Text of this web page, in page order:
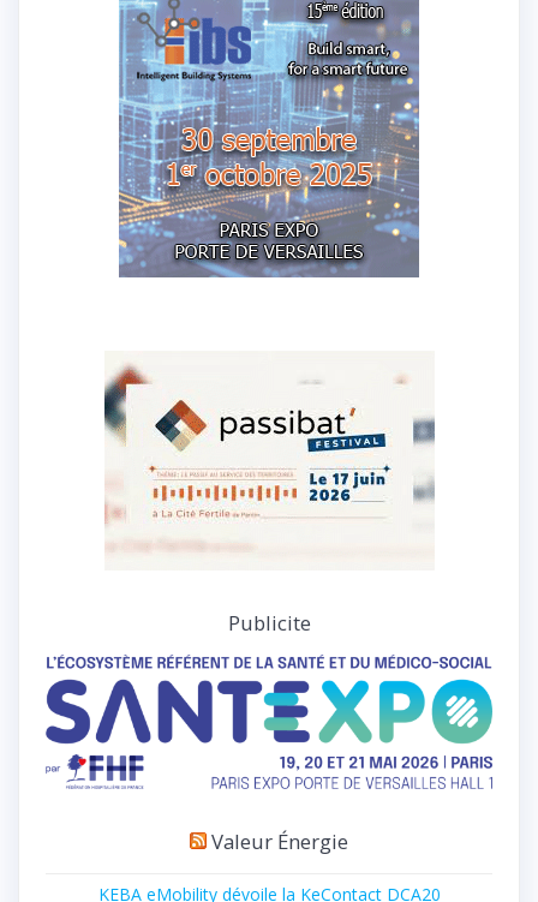
Publicite
Valeur Énergie
KEBA eMobility dévoile la KeContact DCA20